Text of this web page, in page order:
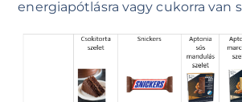
energiapótlásra vagy cukorra van